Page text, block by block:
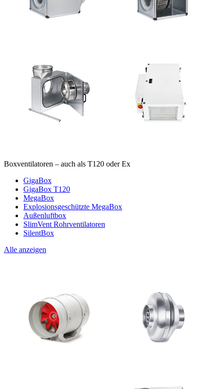
Boxventilatoren – auch als T120 oder Ex
GigaBox
GigaBox T120
MegaBox
Explosionsgeschützte MegaBox
Außenluftbox
SlimVent Rohrventilatoren
SilentBox
Alle anzeigen